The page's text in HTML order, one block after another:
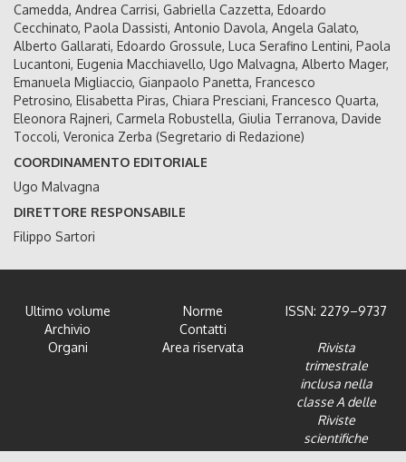
Camedda, Andrea Carrisi, Gabriella Cazzetta, Edoardo
Cecchinato, Paola Dassisti, Antonio Davola, Angela Galato,
Alberto Gallarati, Edoardo Grossule, Luca Serafino Lentini, Paola
Lucantoni, Eugenia Macchiavello, Ugo Malvagna, Alberto Mager,
Emanuela Migliaccio, Gianpaolo Panetta, Francesco
Petrosino, Elisabetta Piras, Chiara Presciani, Francesco Quarta,
Eleonora Rajneri, Carmela Robustella, Giulia Terranova, Davide
Toccoli, Veronica Zerba (Segretario di Redazione)
COORDINAMENTO EDITORIALE
Ugo Malvagna
DIRETTORE RESPONSABILE
Filippo Sartori
Ultimo volume
Archivio
Organi
Norme
Contatti
Area riservata
ISSN: 2279–9737
Rivista
trimestrale
inclusa nella
classe A delle
Riviste
scientifiche
dell'Area 12 -